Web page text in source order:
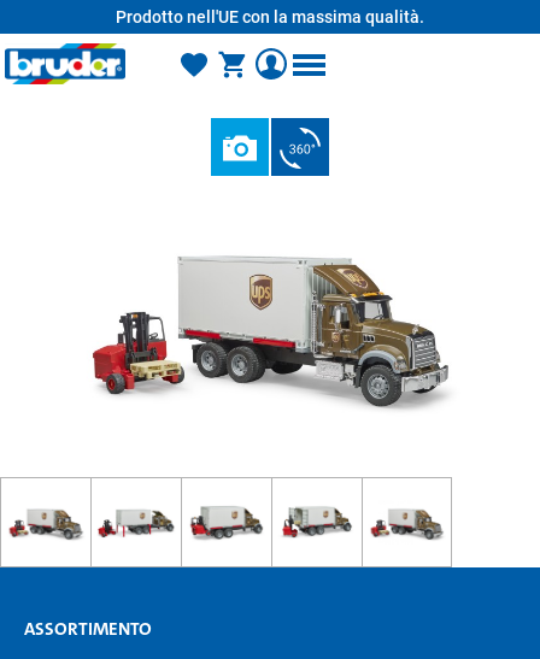
Prodotto nell'UE con la massima qualità.
ASSORTIMENTO